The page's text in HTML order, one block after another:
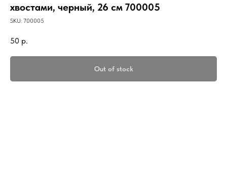
хвостами, черный, 26 см 700005
SKU: 700005
50 р.
Out of stock